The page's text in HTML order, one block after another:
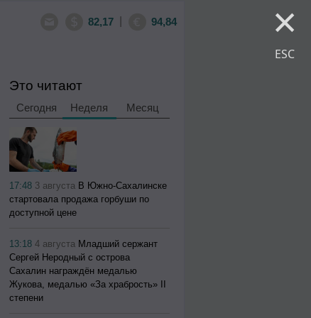
×
ESC
82,17 94,84
Это читают
Сегодня Неделя Месяц
17:48 3 августа В Южно-Сахалинске
стартовала продажа горбуши по
доступной цене
13:184 августа Младший сержант
Сергей Неродный с острова
Сахалин награждён медалью
Жукова, медалью «За храбрость» II
степени